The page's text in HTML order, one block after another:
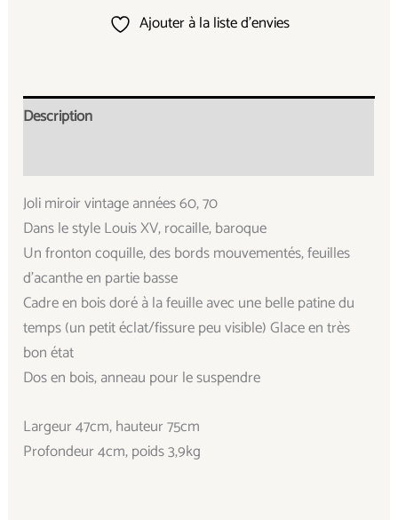
Ajouter à la liste d’envies
Description
Joli miroir vintage années 60, 70
Dans le style Louis XV, rocaille, baroque
Un fronton coquille, des bords mouvementés, feuilles
d’acanthe en partie basse
Cadre en bois doré à la feuille avec une belle patine du
temps (un petit éclat/fissure peu visible) Glace en très
bon état
Dos en bois, anneau pour le suspendre
Largeur 47cm, hauteur 75cm
Profondeur 4cm, poids 3,9kg